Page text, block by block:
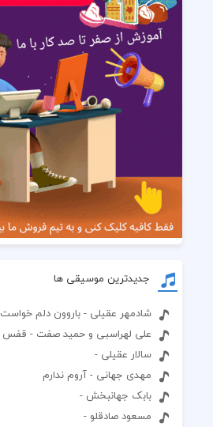
جدیدترین موسیقی ها
شادمهر عقیلی - باروون دلم خواست
علی لهراسبی و حمید صفت - قفس
سالار عقیلی -
مهدی جهانی - آروم ندارم
بابک جهانبخش -
مسعود صادقلو -